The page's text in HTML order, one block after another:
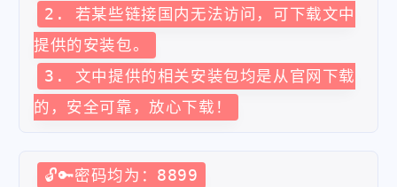
2. 若某些链接国内无法访问，可下载文中
提供的安装包。
3. 文中提供的相关安装包均是从官网下载
的，安全可靠，放心下载！
🔓️🔑密码均为：8899